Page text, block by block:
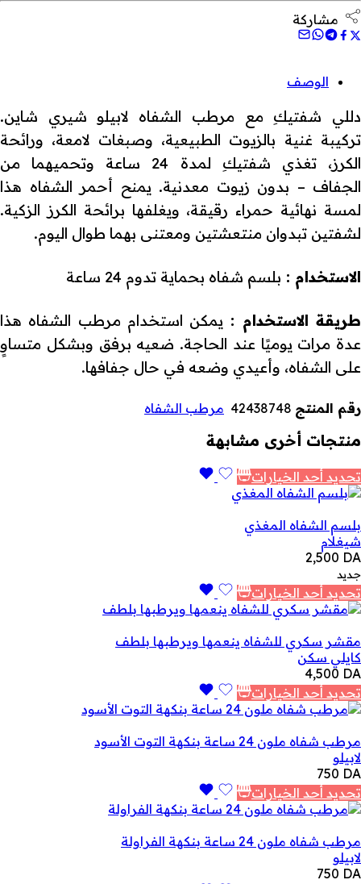
مشاركة
الوصف
دللي شفتيكِ مع مرطب الشفاه لابيلو شيري شاين.
تركيبة غنية بالزيوت الطبيعية، وصبغات لامعة، ورائحة
الكرز، تغذي شفتيكِ لمدة 24 ساعة وتحميهما من
الجفاف – بدون زيوت معدنية. يمنح أحمر الشفاه هذا
لمسة نهائية حمراء رقيقة، ويغلفها برائحة الكرز الزكية.
لشفتين تبدوان منتعشتين ومعتنى بهما طوال اليوم.
الاستخدام : بلسم شفاه بحماية تدوم 24 ساعة
طريقة الاستخدام : يمكن استخدام مرطب الشفاه هذا
عدة مرات يوميًا عند الحاجة. ضعيه برفق وبشكل متساوٍ
على الشفاه، وأعيدي وضعه في حال جفافها.
رقم المنتج 42438748 مرطب الشفاه
منتجات أخرى مشابهة
تحديد أحد الخيارات
بلسم الشفاه المغذي
شيغلام
2,500 DA
جديد
تحديد أحد الخيارات
مقشر سكري للشفاه ينعمها ويرطبها بلطف
كايلي سكن
4,500 DA
تحديد أحد الخيارات
مرطب شفاه ملون 24 ساعة بنكهة التوت الأسود
لابيلو
750 DA
تحديد أحد الخيارات
مرطب شفاه ملون 24 ساعة بنكهة الفراولة
لابيلو
750 DA